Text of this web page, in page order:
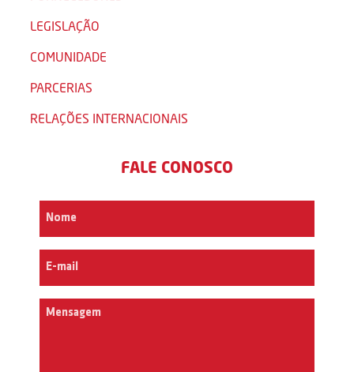
LEGISLAÇÃO
COMUNIDADE
PARCERIAS
RELAÇÕES INTERNACIONAIS
FALE CONOSCO